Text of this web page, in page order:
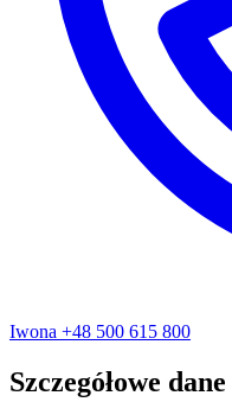
Iwona +48 500 615 800
Szczegółowe